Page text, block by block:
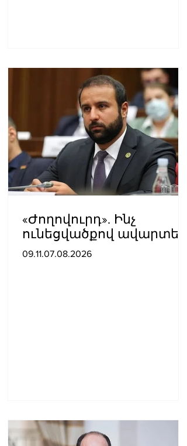
«Ժողովուրդ». Ինչ
ունեցվածքով ավարտեց
պատգամավորական
09.11.07.08.2026